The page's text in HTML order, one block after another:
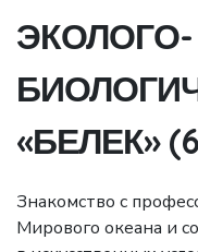
ЭКОЛОГО-
«БЕЛЕК»
Знакомство с
Мирового океана и